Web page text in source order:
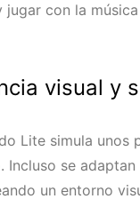
jugar con la
visual y
Lite simula
Incluso se
un entorno